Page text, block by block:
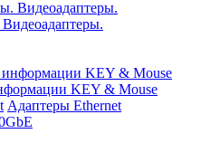
KEY & Mouse
Адаптеры Ethernet